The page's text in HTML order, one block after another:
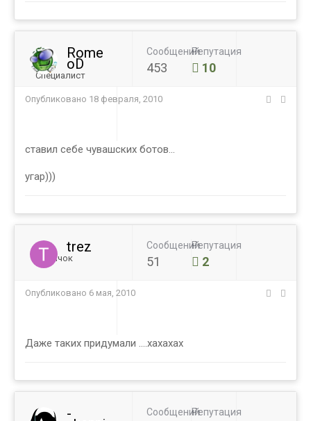
Rome
oD
Специалист
Сообщений
453
Репутация
10
Опубликовано 18 февраля, 2010
ставил себе чувашских ботов...
угар)))
trez
Новичок
Сообщений
51
Репутация
2
Опубликовано 6 мая, 2010
Даже таких придумали ....хахахах
- СообщенийРепутация